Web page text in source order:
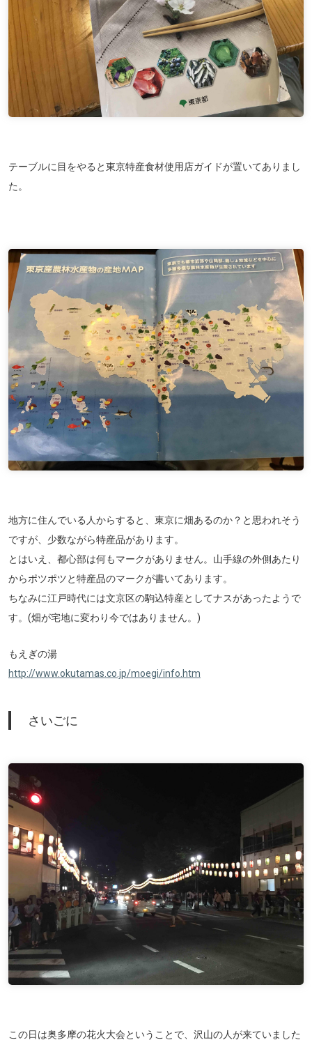
テーブルに目をやると東京特産食材使用店ガイドが置いてありまし
た。
地方に住んでいる人からすると、東京に畑あるのか？と思われそう
ですが、少数ながら特産品があります。
とはいえ、都心部は何もマークがありません。山手線の外側あたり
からポツポツと特産品のマークが書いてあります。
ちなみに江戸時代には文京区の駒込特産としてナスがあったようで
す。(畑が宅地に変わり今ではありません。)
もえぎの湯
http://www.okutamas.co.jp/moegi/info.htm
さいごに
この日は奥多摩の花火大会ということで、沢山の人が来ていました